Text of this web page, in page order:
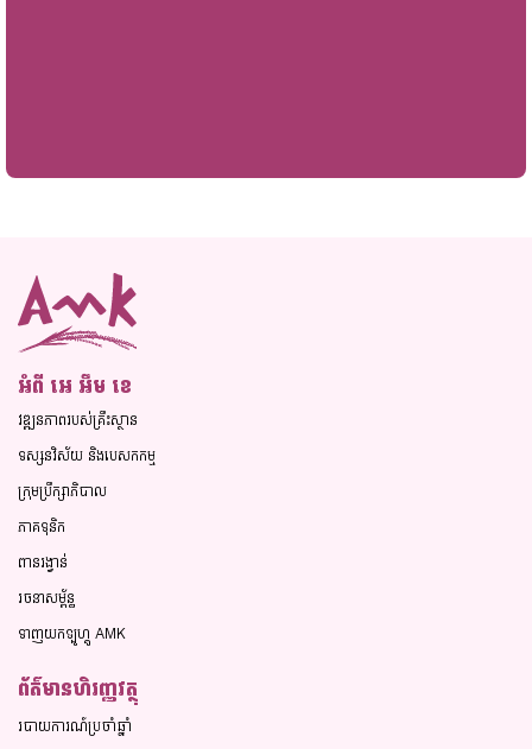
អំពី អេ​ អឹម ខេ
វឌ្ឍនភាពរបស់គ្រឹះស្ថាន
ទស្សនវិស័យ និងបេសកកម្ម
ក្រុមប្រឹក្សាភិបាល​
ភាគទុនិក
ពានរង្វាន់
រចនាសម្ព័ន្ធ
ទាញយកឡូហ្គូ AMK
ព័ត៌មានហិរញ្ញវត្ថុ
របាយការណ៍ប្រចាំឆ្នាំ